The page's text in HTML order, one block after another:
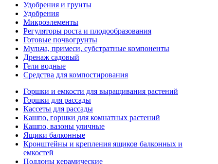
Удобрения и грунты
Удобрения
Микроэлементы
Регуляторы роста и плодообразования
Готовые почвогрунты
Мульча, примеси, субстратные компоненты
Дренаж садовый
Гели водные
Средства для компостирования
Горшки и емкости для выращивания растений
Горшки для рассады
Кассеты для рассады
Кашпо, горшки для комнатных растений
Кашпо, вазоны уличные
Ящики балконные
Кронштейны и крепления ящиков балконных и
емкостей
Поддоны керамические